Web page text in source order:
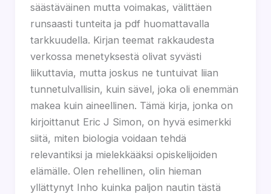
säästäväinen mutta voimakas, välittäen
runsaasti tunteita ja pdf huomattavalla
tarkkuudella. Kirjan teemat rakkaudesta
verkossa menetyksestä olivat syvästi
liikuttavia, mutta joskus ne tuntuivat liian
tunnetulvallisin, kuin sävel, joka oli enemmän
makea kuin aineellinen. Tämä kirja, jonka on
kirjoittanut Eric J Simon, on hyvä esimerkki
siitä, miten biologia voidaan tehdä
relevantiksi ja mielekkääksi opiskelijoiden
elämälle. Olen rehellinen, olin hieman
yllättynyt Inho kuinka paljon nautin tästä